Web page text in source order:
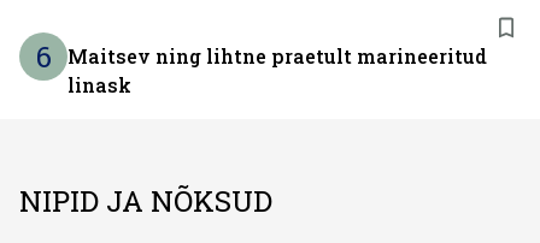
6
Maitsev ning lihtne praetult marineeritud
linask
NIPID JA NÕKSUD